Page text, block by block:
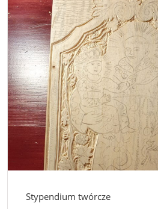
Stypendium twórcze